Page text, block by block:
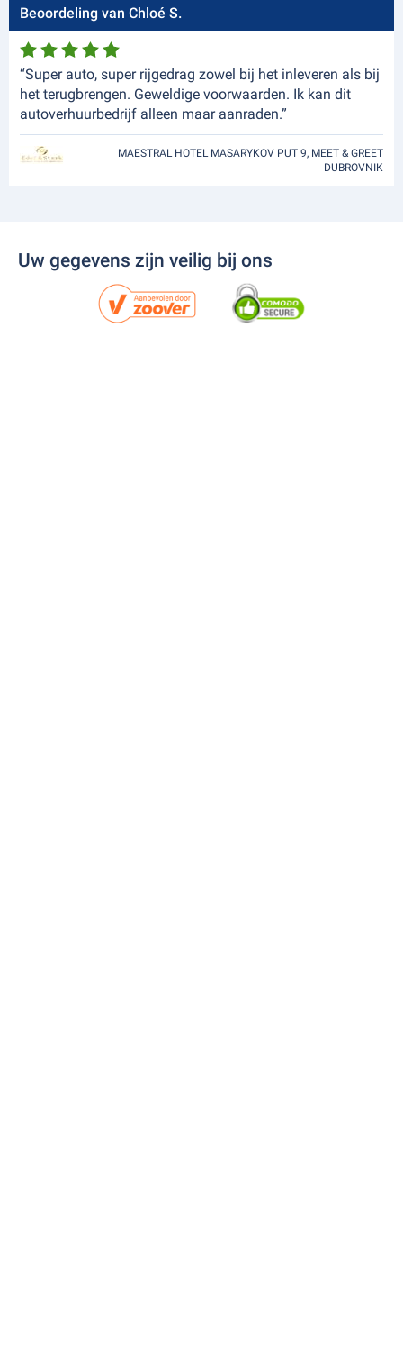
Beoordeling van Chloé S.
“Super auto, super rijgedrag zowel bij het inleveren als bij
het terugbrengen. Geweldige voorwaarden. Ik kan dit
autoverhuurbedrijf alleen maar aanraden.”
MAESTRAL HOTEL MASARYKOV PUT 9, MEET & GREET
DUBROVNIK
Uw gegevens zijn veilig bij ons